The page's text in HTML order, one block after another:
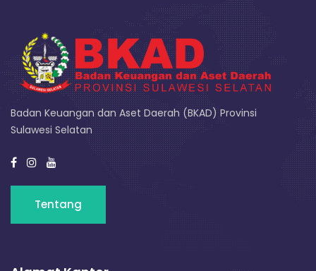
Badan Keuangan dan Aset Daerah (BKAD) Provinsi
Sulawesi Selatan
Tentang